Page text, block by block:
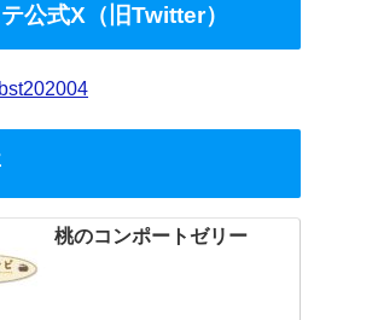
公式X（旧Twitter）
桃のコンポートゼリー